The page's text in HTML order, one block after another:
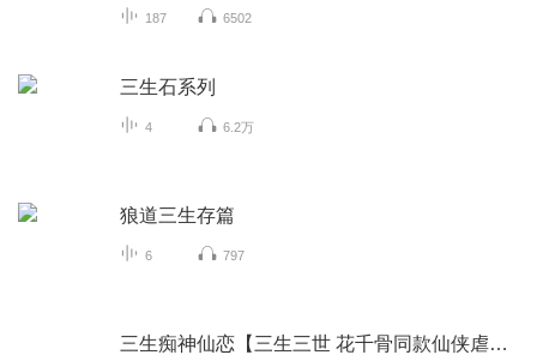
187 6502
三生石系列
4 6.2万
狼道三生存篇
6 797
三生痴神仙恋【三生三世 花千骨同款仙侠虐恋】